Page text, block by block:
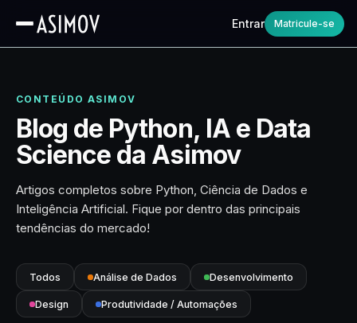
Entrar Matricule-se
CONTEÚDO ASIMOV
Blog de Python, IA e Data
Science da Asimov
Artigos completos sobre Python, Ciência de Dados e
Inteligência Artificial. Fique por dentro das principais
tendências do mercado!
Todos Análise de Dados Desenvolvimento
Design Produtividade / Automações